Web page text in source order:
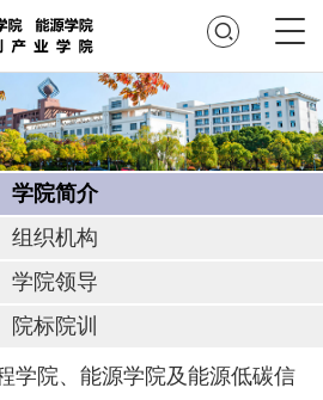
学院简介
组织机构
学院领导
院标院训
学院、能源学院及能源低碳信